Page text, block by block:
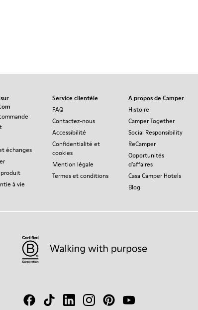
échanges
à vie
Service clientèle
FAQ
Contactez-nous
Accessibilité
Confidentialité et
cookies
Mention légale
Termes et conditions
A propos de Camper
Histoire
Camper Together
Social Responsibility
ReCamper
Opportunités
d'affaires
Casa Camper Hotels
Blog